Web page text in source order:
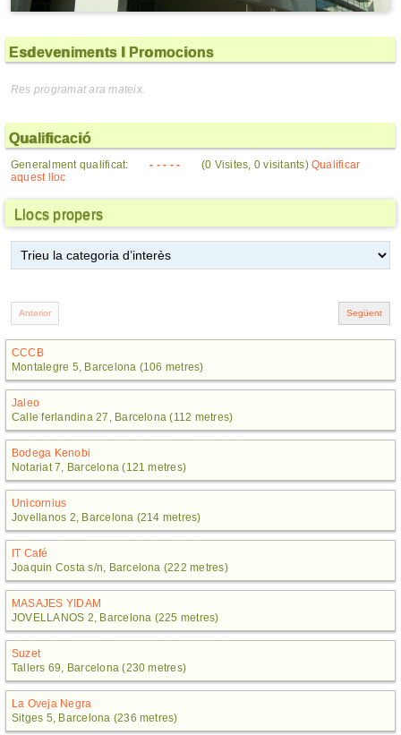
Esdeveniments I Promocions
Res programat ara mateix.
Qualificació
Generalment qualificat: - - - - - (0 Visites, 0 visitants)Qualificar
aquest lloc
Llocs propers
CCCB
Montalegre 5, Barcelona (106 metres)
Jaleo
Calle ferlandina 27, Barcelona (112 metres)
Bodega Kenobi
Notariat 7, Barcelona (121 metres)
Unicornius
Jovellanos 2, Barcelona (214 metres)
IT Café
Joaquin Costa s/n, Barcelona (222 metres)
MASAJES YIDAM
JOVELLANOS 2, Barcelona (225 metres)
Suzet
Tallers 69, Barcelona (230 metres)
La Oveja Negra
Sitges 5, Barcelona (236 metres)